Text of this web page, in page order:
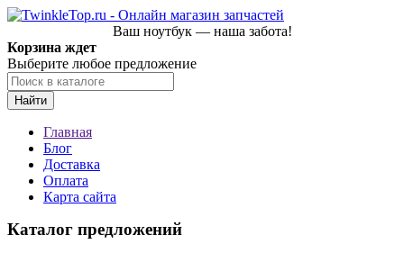
Ваш ноутбук — наша забота!
Корзина ждет
Выберите любое предложение
Найти
Главная
Блог
Доставка
Оплата
Карта сайта
Каталог предложений